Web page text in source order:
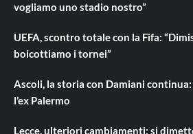
vogliamo uno stadio nostro”
UEFA, scontro totale con la Fifa:
boicottiamo i tornei”
Ascoli, la storia con Damiani
l’ex Palermo
Lecce, ulteriori cambiamenti: si